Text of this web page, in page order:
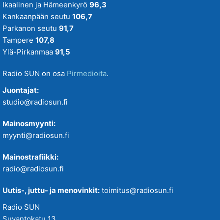
Ikaalinen ja Hämeenkyrö 96,3
Kankaanpään seutu 106,7
Parkanon seutu 91,7
Tampere 107,8
Ylä-Pirkanmaa 91,5
Radio SUN on osa Pirmedioita.
Juontajat:
studio@radiosun.fi
Mainosmyynti:
myynti@radiosun.fi
Mainostrafiikki:
radio@radiosun.fi
Uutis-, juttu- ja menovinkit: toimitus@radiosun.fi
Radio SUN